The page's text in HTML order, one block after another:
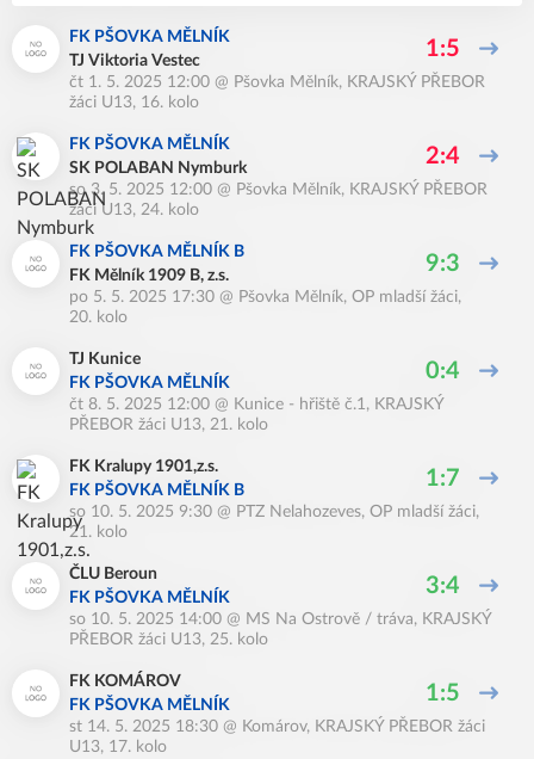
FK PŠOVKA MĚLNÍK
TJ Viktoria Vestec
1:5
čt 1. 5. 2025 12:00 @ Pšovka Mělník, KRAJSKÝ PŘEBOR
žáci U13, 16. kolo
FK PŠOVKA MĚLNÍK
SK POLABAN Nymburk
2:4
so 3. 5. 2025 12:00 @ Pšovka Mělník, KRAJSKÝ PŘEBOR
žáci U13, 24. kolo
FK PŠOVKA MĚLNÍK B
FK Mělník 1909 B, z.s.
9:3
po 5. 5. 2025 17:30 @ Pšovka Mělník, OP mladší žáci,
20. kolo
TJ Kunice
FK PŠOVKA MĚLNÍK
0:4
čt 8. 5. 2025 12:00 @ Kunice - hřiště č.1, KRAJSKÝ
PŘEBOR žáci U13, 21. kolo
FK Kralupy 1901,z.s.
FK PŠOVKA MĚLNÍK B
1:7
so 10. 5. 2025 9:30 @ PTZ Nelahozeves, OP mladší žáci,
21. kolo
ČLU Beroun
FK PŠOVKA MĚLNÍK
3:4
so 10. 5. 2025 14:00 @ MS Na Ostrově / tráva, KRAJSKÝ
PŘEBOR žáci U13, 25. kolo
FK KOMÁROV
FK PŠOVKA MĚLNÍK
1:5
st 14. 5. 2025 18:30 @ Komárov, KRAJSKÝ PŘEBOR žáci
U13, 17. kolo